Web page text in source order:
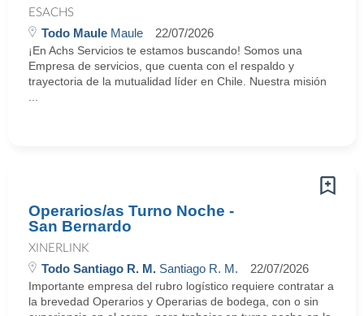
ESACHS
Todo Maule Maule 22/07/2026
¡En Achs Servicios te estamos buscando! Somos una
Empresa de servicios, que cuenta con el respaldo y
trayectoria de la mutualidad líder en Chile. Nuestra misión
Operarios/as Turno Noche -
San Bernardo
XINERLINK
Todo Santiago R. M. Santiago R. M. 22/07/2026
Importante empresa del rubro logístico requiere contratar a
la brevedad Operarios y Operarias de bodega, con o sin